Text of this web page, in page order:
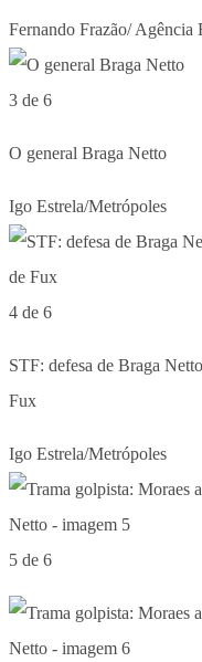
Fernando Frazão/ Agência
3 de 6
O general Braga Netto
Igo Estrela/Metrópoles
4 de 6
STF: defesa de Braga
Fux
Igo Estrela/Metrópoles
5 de 6